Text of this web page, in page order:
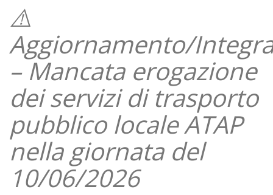
⚠️
Aggiornamento/
– Mancata erogazione
dei servizi di trasporto
pubblico locale ATAP
nella giornata del
10/06/2026